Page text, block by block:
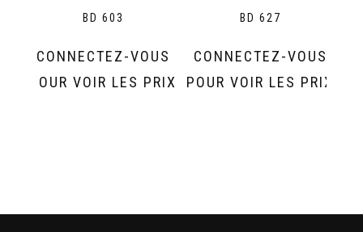
BD 603
CONNECTEZ-VOUS
POUR VOIR LES PRIX
BD 627
CONNECTEZ-VOUS
POUR VOIR LES PRIX